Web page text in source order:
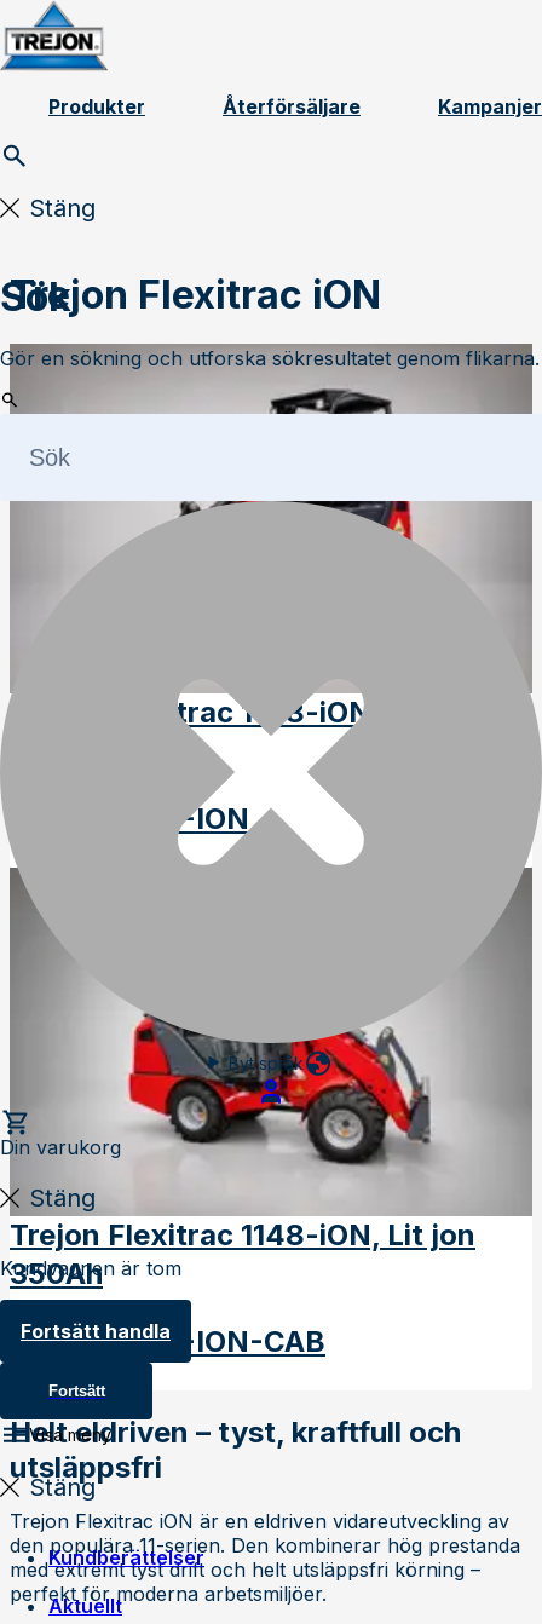
Skip to content
Produkter Återförsäljare Kampanjer
Stäng
Sök
Gör en sökning och utforska sökresultatet genom flikarna.
Byt språk
Din varukorg
Stäng
Kundvagnen är tom
Fortsätt handla
Fortsätt
Visa meny
Stäng
Kundberättelser
Aktuellt
Trejon Flexitrac iON
Trejon Flexitrac 1148-iON, Lit jon
18-1148-ION
Trejon Flexitrac 1148-iON, Lit jon
350Ah
Art:18-1148-ION-CAB
Helt eldriven – tyst, kraftfull och
utsläppsfri
Trejon Flexitrac iON är en eldriven vidareutveckling av
den populära 11-serien. Den kombinerar hög prestanda
med extremt tyst drift och helt utsläppsfri körning –
perfekt för moderna arbetsmiljöer.